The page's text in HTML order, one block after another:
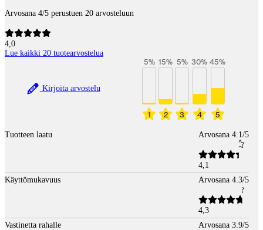
Arvosana 4/5 perustuen 20 arvosteluun
4,0
Lue kaikki 20 tuotearvostelua
Kirjoita arvostelu
1
5%
2
15%
3
5%
4
30%
5
45%
Tuotteen laatu Arvosana 4.1/5
4,1
Käyttömukavuus
Arvosana 4.3/5
4,3
Vastinetta rahalle
Arvosana 3.9/5